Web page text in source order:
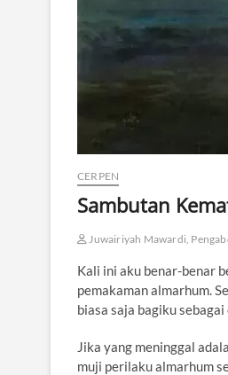
CERPEN
Sambutan
Juwairiyah Mawardi,
Kali ini aku benar-benar
pemakaman almarhum.
biasa saja bagiku
Jika yang meninggal
muji perilaku almarhum